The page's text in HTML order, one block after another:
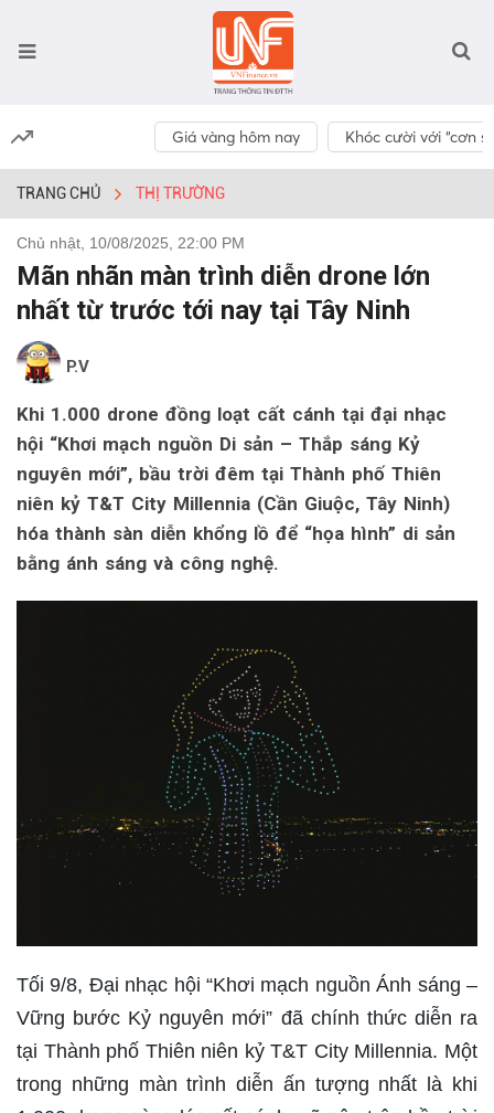
Giá vàng hôm nay Khóc cười với “cơn
TRANG CHỦ THỊ TRƯỜNG
Chủ nhật, 10/08/2025, 22:00 PM
Mãn nhãn màn trình diễn drone lớn
nhất từ trước tới nay tại Tây Ninh
P.V
Khi 1.000 drone đồng loạt cất cánh tại đại nhạc
hội “Khơi mạch nguồn Di sản – Thắp sáng Kỷ
nguyên mới”, bầu trời đêm tại Thành phố Thiên
niên kỷ T&T City Millennia (Cần Giuộc, Tây Ninh)
hóa thành sàn diễn khổng lồ để “họa hình” di sản
bằng ánh sáng và công nghệ.
Tối 9/8, Đại nhạc hội “Khơi mạch nguồn Ánh sáng –
Vững bước Kỷ nguyên mới” đã chính thức diễn ra
tại Thành phố Thiên niên kỷ T&T City Millennia. Một
trong những màn trình diễn ấn tượng nhất là khi